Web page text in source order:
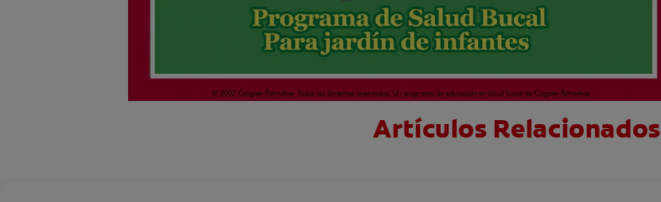
Artículos Relacionados